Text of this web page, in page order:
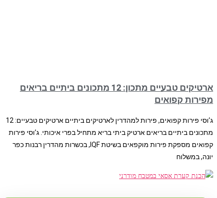
ארטיקים טבעיים מתכון: 12 מתכונים ביתיים בריאים
מפירות קפואים
ג’וסי פירות קפואים, פירות למהדרין לארטיקים ביתיים ארטיקים טבעיים: 12
מתכונים ביתיים בריאים ארטיק ביתי בריא מתחיל בפרי איכותי. ג’וסי פירות
קפואים מספקת פירות מוקפאים בשיטת IQF, בכשרות מהדרין רבנות כפר
יונה, במשלוח